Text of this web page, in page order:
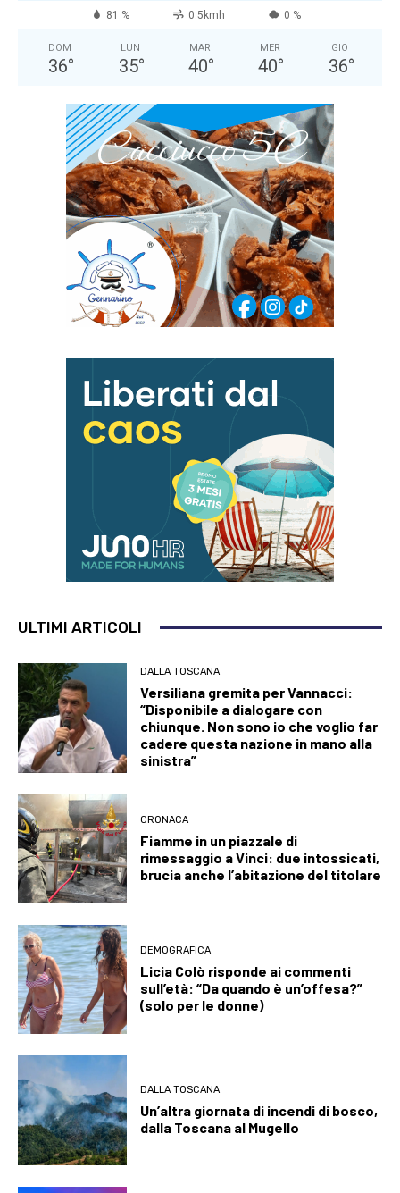
81 % 0.5kmh 0 %
DOM
36°
LUN
35°
MAR
40°
MER
40°
GIO
36°
ULTIMI ARTICOLI
DALLA TOSCANA
Versiliana gremita per Vannacci:
“Disponibile a dialogare con
chiunque. Non sono io che voglio far
cadere questa nazione in mano alla
sinistra”
CRONACA
Fiamme in un piazzale di
rimessaggio a Vinci: due intossicati,
brucia anche l’abitazione del titolare
DEMOGRAFICA
Licia Colò risponde ai commenti
sull’età: “Da quando è un’offesa?”
(solo per le donne)
DALLA TOSCANA
Un’altra giornata di incendi di bosco,
dalla Toscana al Mugello